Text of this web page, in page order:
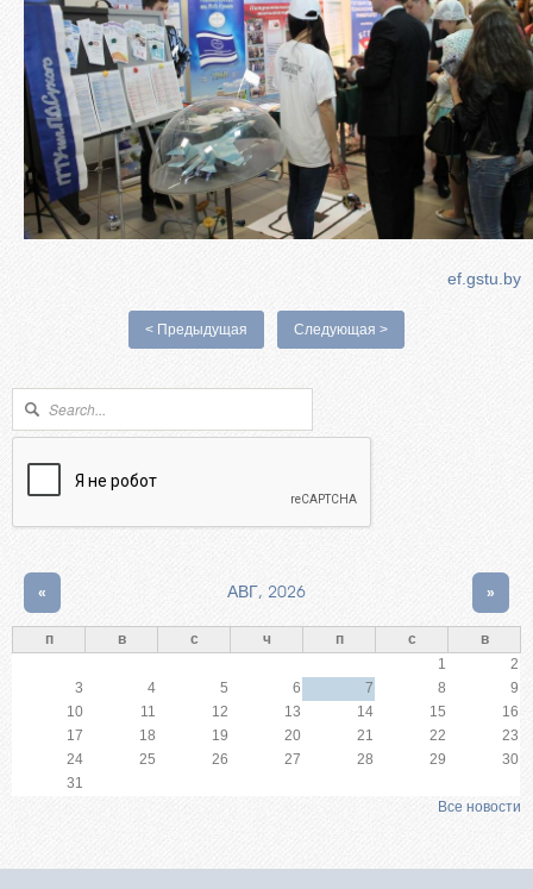
ef.gstu.by
< Предыдущая Следующая >
Форма поиска
Поиск
АВГ, 2026
« »
п в с ч п с
в
1
2
3
4 5 6 7 8
9
10
11 12 13 14 15
16
17
18 19 20 21 22
23
24
25 26 27 28 29
30
31
Все новости